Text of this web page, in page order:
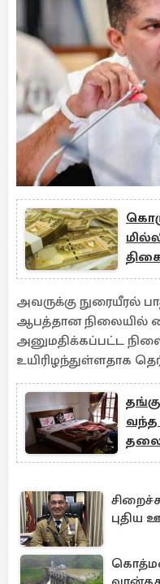
அவருக்கு நுரையீரல்
ஆபத்தான நிலையில்
அனுமதிக்கப்பட்ட
உயிரிழந்துள்ளதாக
புதிய